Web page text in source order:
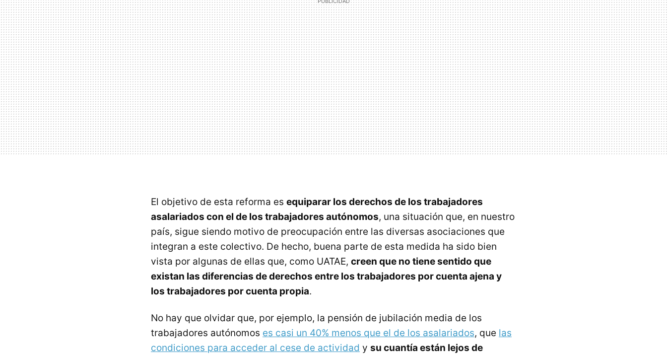
El objetivo de esta reforma es equiparar los derechos de los trabajadores
asalariados con el de los trabajadores autónomos, una situación que, en nuestro
país, sigue siendo motivo de preocupación entre las diversas asociaciones que
integran a este colectivo. De hecho, buena parte de esta medida ha sido bien
vista por algunas de ellas que, como UATAE, creen que no tiene sentido que
existan las diferencias de derechos entre los trabajadores por cuenta ajena y
los trabajadores por cuenta propia.
No hay que olvidar que, por ejemplo, la pensión de jubilación media de los
trabajadores autónomos es casi un 40% menos que el de los asalariados, que las
condiciones para acceder al cese de actividad y su cuantía están lejos de